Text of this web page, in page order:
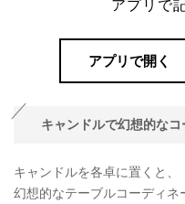
アプリで
アプリで開く
キャンドルで幻想的な
キャンドルを各卓に置くと、
幻想的なテーブルコーディ